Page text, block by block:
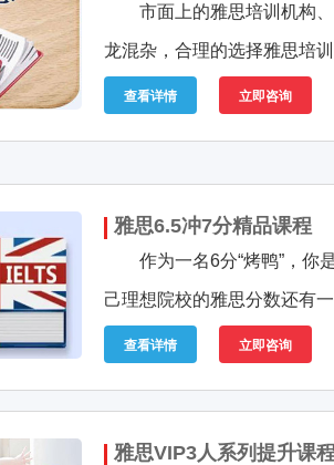
市面上的雅思培训机构、
龙混杂，合理的选择雅思培
查看详情 立即咨询
雅思6.5冲7分精品课程
作为一名6分“烤鸭”，你
己理想院校的雅思分数还有
查看详情 立即咨询
雅思VIP3人系列提升课